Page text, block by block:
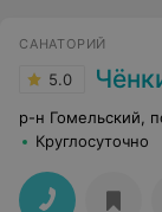
САНАТОРИЙ
5.0
р-н Гомельский,
Круглосуточно